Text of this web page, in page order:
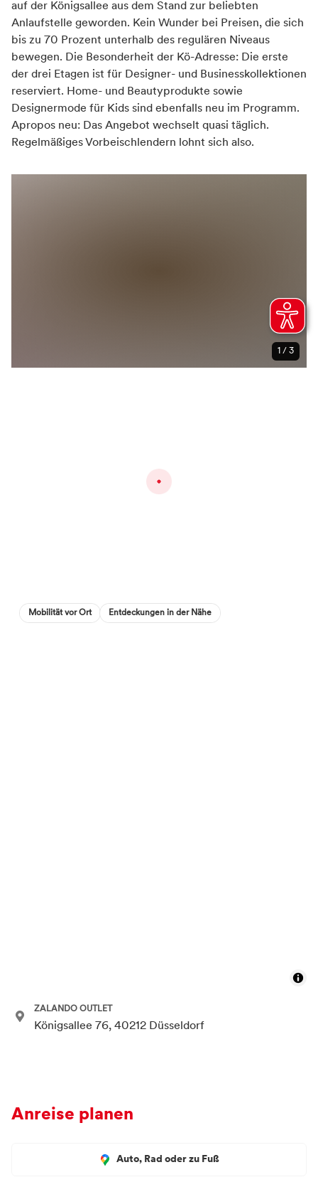
EC-Card / Maestro
auf der Königsallee aus dem Stand zur beliebten
Anlaufstelle geworden. Kein Wunder bei Preisen, die sich
bis zu 70 Prozent unterhalb des regulären Niveaus
bewegen. Die Besonderheit der Kö-Adresse: Die erste
der drei Etagen ist für Designer- und Businesskollektionen
reserviert. Home- und Beautyprodukte sowie
Designermode für Kids sind ebenfalls neu im Programm.
Apropos neu: Das Angebot wechselt quasi täglich.
Regelmäßiges Vorbeischlendern lohnt sich also.
1 / 3
Mobilität vor Ort Entdeckungen in der Nähe
ZALANDO OUTLET
Königsallee 76, 40212 Düsseldorf
Anreise planen
Auto, Rad oder zu Fuß